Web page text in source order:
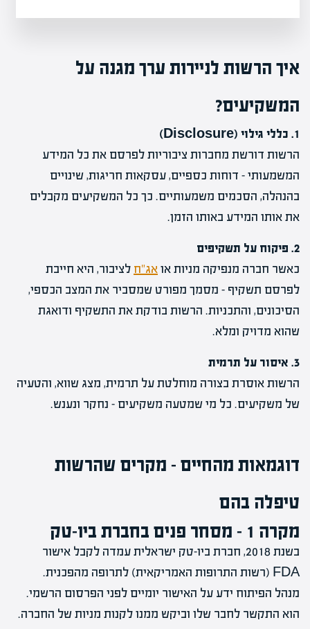
איך הרשות לניירות ערך מגנה על
המשקיעים?
1. כללי גילוי (Disclosure)
הרשות דורשת מחברות ציבוריות לפרסם את כל המידע
המשמעותי – דוחות כספיים, עסקאות חריגות, שינויים
בהנהלה, הסכמים משמעותיים. כך כל המשקיעים מקבלים
את אותו המידע באותו הזמן.
2. פיקוח על תשקיפים
כאשר חברה מנפיקה מניות אואג"ח לציבור, היא חייבת
לפרסם תשקיף – מסמך מפורט שמסביר את המצב הכספי,
הסיכונים, והתכניות. הרשות בודקת את התשקיף ודואגת
שהוא מדויק ומלא.
3. איסור על תרמית
הרשות אוסרת בצורה מוחלטת על תרמית, מצג שווא, והטעיה
של משקיעים. כל מי שמטעה משקיעים – נחקר ונענש.
דוגמאות מהחיים – מקרים שהרשות
טיפלה בהם
מקרה 1 – מסחר פנים בחברת ביו-טק
בשנת 2018, חברת ביו-טק ישראלית עמדה לקבל אישור
FDA (רשות התרופות האמריקאית) לתרופה מהפכנית.
מנהל הפיתוח ידע על האישור יומיים לפני הפרסום הרשמי.
הוא התקשר לחבר שלו וביקש ממנו לקנות מניות של החברה.